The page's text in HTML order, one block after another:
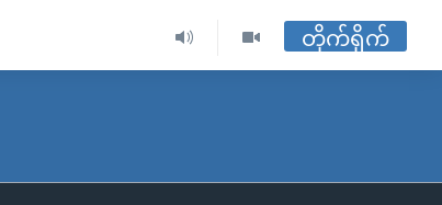
တိုက်ရိုက်